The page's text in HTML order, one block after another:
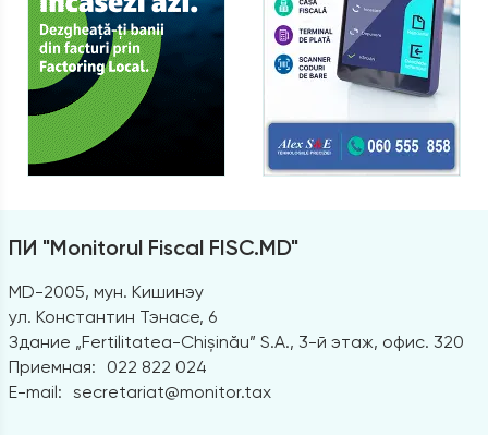
ПИ "Monitorul Fiscal FISC.MD"
MD-2005, мун. Кишинэу
ул. Константин Тэнасе, 6
Здание „Fertilitatea-Chișinău” S.A., 3-й этаж, офис. 320
Приемная:
022 822 024
E-mail: secretariat@monitor.tax